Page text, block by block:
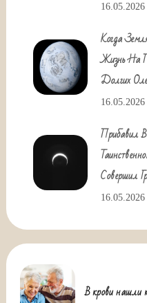
16.05.2026
Когда
Жизнь На
Долгих
16.05.2026
Прибавил
Совершил
16.05.2026
В крови нашли